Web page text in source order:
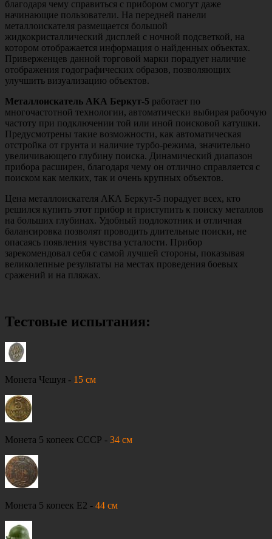
благодаря чему справиться с прибором смогут даже
начинающие пользователи. На передней панели
металлоискателя размещается большой
жидкокристаллический дисплей с ночной подсветкой, на
котором отображается информация о найденных объектах.
Приверженцев данной торговой марки порадует наличие
отображения годографических образов, позволяющих
улучшить визуализацию объектов.
Металлоискатель АКА Беркут-5 работает по
многочастотной технологии, автоматически выбирая рабочую
частоту при подключении той или иной поисковой катушки.
Предусмотрены такие возможности, как автоматическая
отстройка от грунта и наличие турбо-режима, значительно
увеличивающего глубину поиска. Динамический диапазон
прибора расширен, благодаря чему он отлично справляется с
поиском как мелких, так и очень крупных объектов.
Цена металлоискателя АКА Беркут-5 порадует всех, кто
решился купить этот прибор и приступить к поиску металлов
на больших глубинах. Удобный подлокотник и отличная
балансировка позволят проводить длительные поиски, не
опасаясь появления чувства усталости. Прибор
зарекомендовал себя с самой лучшей стороны, показывая
великолепные результаты на местах проведения боевых
сражений и на пляжах.
Тестовые испытания:
Монета Чешуя - 15 см
Монета 5 копеек СССР - 34 см
Монета 5 копеек Е2 - 44 см